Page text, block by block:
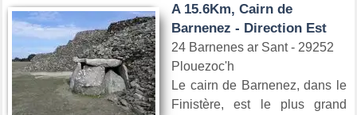
A 15.6Km, Cairn de
Barnenez - Direction Est
24 Barnenes ar Sant - 29252
Plouezoc'h
Le cairn de Barnenez, dans le
Finistère, est le plus grand